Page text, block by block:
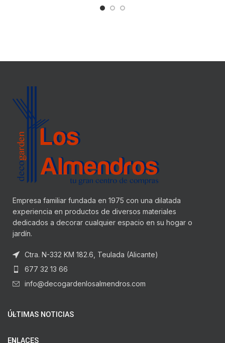
Empresa familiar fundada en 1975 con una dilatada
experiencia en productos de diversos materiales
dedicados a decorar cualquier espacio en su hogar o
jardín.
Ctra. N-332 KM 182.6, Teulada (Alicante)
677 32 13 66
info@decogardenlosalmendros.com
ÚLTIMAS NOTICIAS
ENLACES